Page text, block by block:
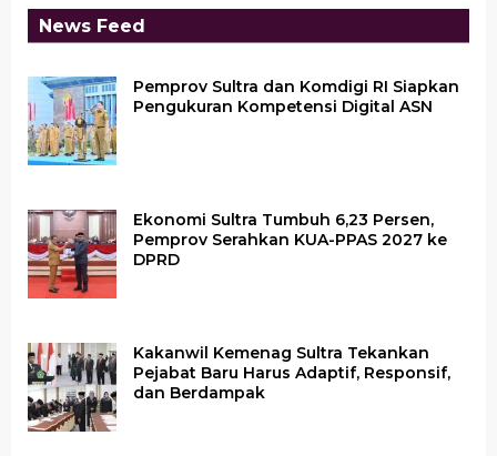
News Feed
Pemprov Sultra dan Komdigi RI Siapkan
Pengukuran Kompetensi Digital ASN
Ekonomi Sultra Tumbuh 6,23 Persen,
Pemprov Serahkan KUA-PPAS 2027 ke
DPRD
Kakanwil Kemenag Sultra Tekankan
Pejabat Baru Harus Adaptif, Responsif,
dan Berdampak